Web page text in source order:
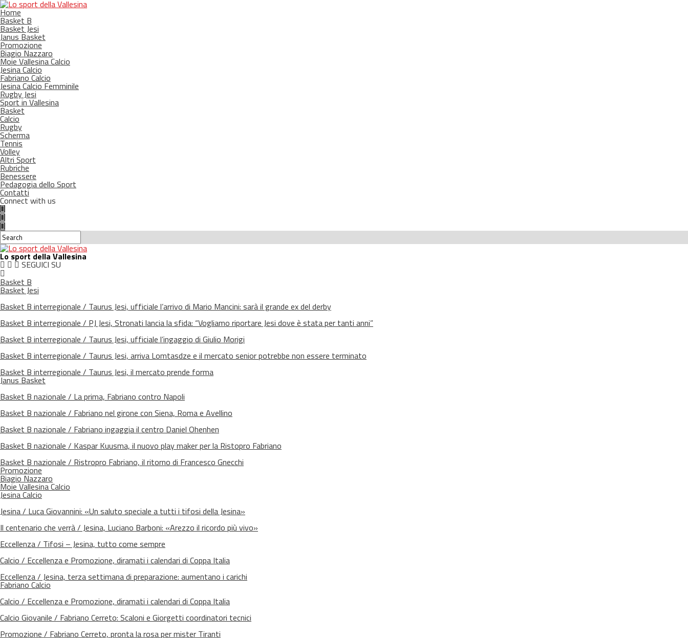
Home
Basket B
Basket Jesi
Janus Basket
Promozione
Biagio Nazzaro
Moie Vallesina Calcio
Jesina Calcio
Fabriano Calcio
Jesina Calcio Femminile
Rugby Jesi
Sport in Vallesina
Basket
Calcio
Rugby
Scherma
Tennis
Volley
Altri Sport
Rubriche
Benessere
Pedagogia dello Sport
Contatti
Connect with us
Lo sport della Vallesina
SEGUICI SU
Basket B
Basket Jesi
Basket B interregionale / Taurus Jesi, ufficiale l’arrivo di Mario Mancini: sarà il grande ex del derby
Basket B interregionale / PJ Jesi, Stronati lancia la sfida: “Vogliamo riportare Jesi dove è stata per tanti anni”
Basket B interregionale / Taurus Jesi, ufficiale l’ingaggio di Giulio Morigi
Basket B interregionale / Taurus Jesi, arriva Lomtasdze e il mercato senior potrebbe non essere terminato
Basket B interregionale / Taurus Jesi, il mercato prende forma
Janus Basket
Basket B nazionale / La prima, Fabriano contro Napoli
Basket B nazionale / Fabriano nel girone con Siena, Roma e Avellino
Basket B nazionale / Fabriano ingaggia il centro Daniel Ohenhen
Basket B nazionale / Kaspar Kuusma, il nuovo play maker per la Ristopro Fabriano
Basket B nazionale / Ristropro Fabriano, il ritorno di Francesco Gnecchi
Promozione
Biagio Nazzaro
Moie Vallesina Calcio
Jesina Calcio
Jesina / Luca Giovannini: «Un saluto speciale a tutti i tifosi della Jesina»
Il centenario che verrà / Jesina, Luciano Barboni: «Arezzo il ricordo più vivo»
Eccellenza / Tifosi – Jesina, tutto come sempre
Calcio / Eccellenza e Promozione, diramati i calendari di Coppa Italia
Eccellenza / Jesina, terza settimana di preparazione: aumentano i carichi
Fabriano Calcio
Calcio / Eccellenza e Promozione, diramati i calendari di Coppa Italia
Calcio Giovanile / Fabriano Cerreto: Scaloni e Giorgetti coordinatori tecnici
Promozione / Fabriano Cerreto, pronta la rosa per mister Tiranti